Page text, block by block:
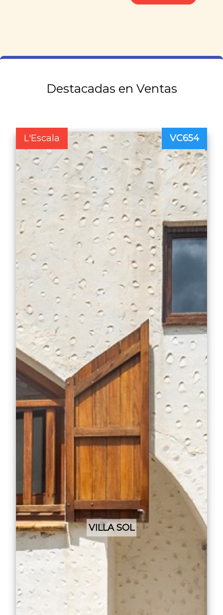
Destacadas en Ventas
L'Escala VC654
VILLA SOL